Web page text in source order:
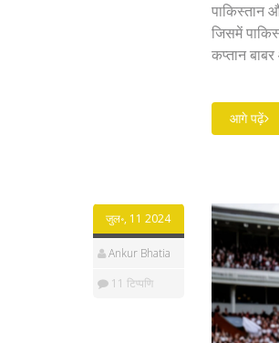
पाकिस्तान
जिसमें
कप्तान
आगे पढ़ें
जुल॰, 11 2024
Ankur Bhatia
11 टिप्पणि